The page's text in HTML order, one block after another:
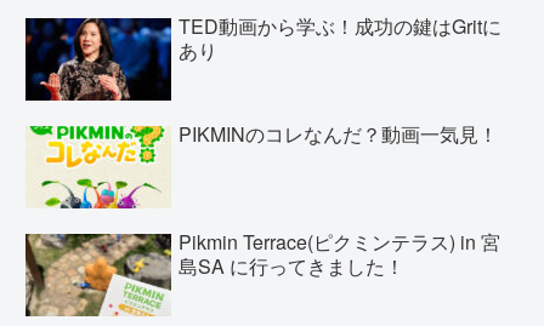
TED動画から学ぶ！成功の鍵はGritに
あり
PIKMINのコレなんだ？動画一気見！
Pikmin Terrace(ピクミンテラス) in 宮
島SA に行ってきました！